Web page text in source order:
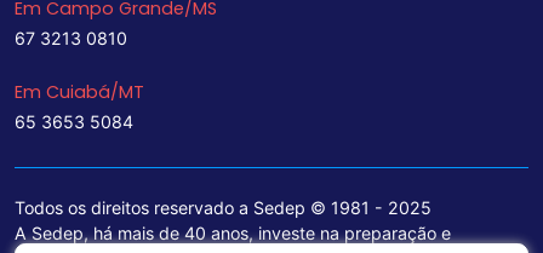
Em Campo Grande/MS
67 3213 0810
Em Cuiabá/MT
65 3653 5084
Todos os direitos reservado a Sedep © 1981 - 2025
A Sedep, há mais de 40 anos, investe na preparação e